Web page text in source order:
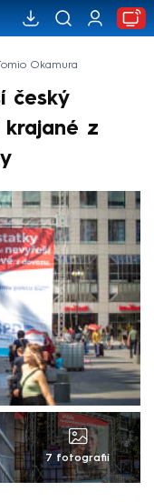
Okamura
český
krajané z
7 fotografií